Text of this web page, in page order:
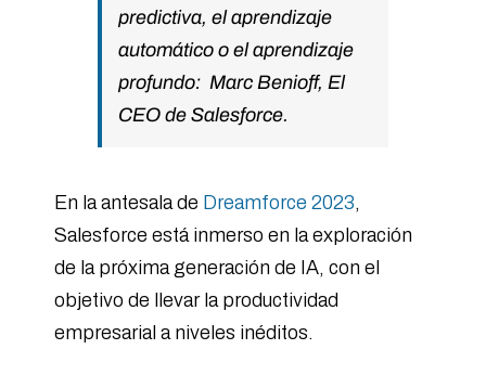
predictiva, el aprendizaje
automático o el aprendizaje
profundo: Marc Benioff, El
CEO de Salesforce.
En la antesala de Dreamforce 2023,
Salesforce está inmerso en la exploración
de la próxima generación de IA, con el
objetivo de llevar la productividad
empresarial a niveles inéditos.